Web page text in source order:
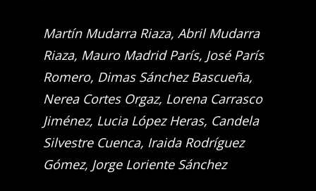
Martín Mudarra Riaza, Abril Mudarra
Riaza, Mauro Madrid París, José París
Romero, Dimas Sánchez Bascueña,
Nerea Cortes Orgaz, Lorena Carrasco
Jiménez, Lucia López Heras, Candela
Silvestre Cuenca, Iraida Rodríguez
Gómez, Jorge Loriente Sánchez